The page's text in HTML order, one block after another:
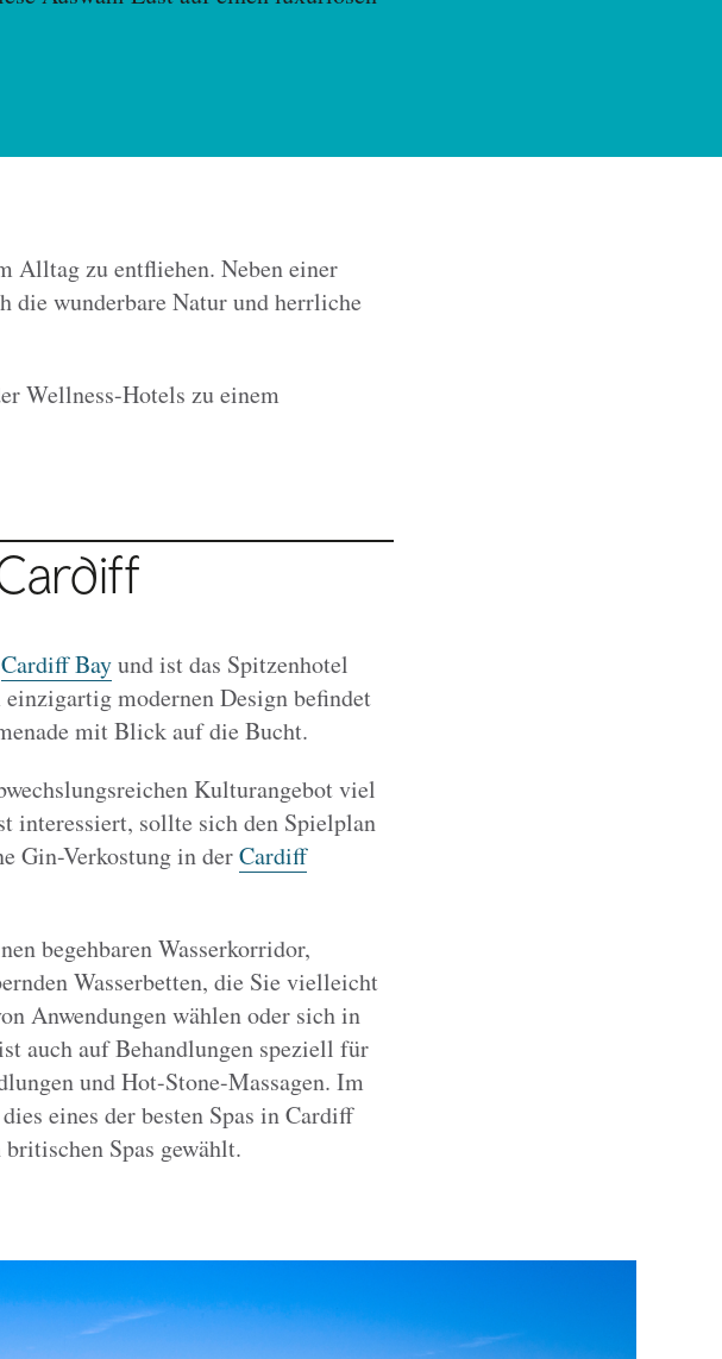
Alltag zu entfliehen. Neben einer
die wunderbare Natur und herrliche
Wellness-Hotels zu einem
Cardiff Bayund ist das Spitzenhotel
modernen Design befindet
mit Blick auf die Bucht.
Kulturangebot viel
interessiert, sollte sich den Spielplan
Gin-Verkostung in derCardiff
begehbaren Wasserkorridor,
Wasserbetten, die Sie vielleicht
Anwendungen wählen oder sich in
auch auf Behandlungen speziell für
und Hot-Stone-Massagen. Im
eines der besten Spas in Cardiff
Spas gewählt.